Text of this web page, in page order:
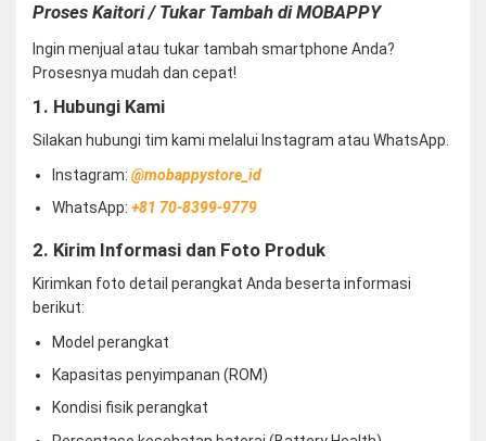
Proses Kaitori / Tukar Tambah di MOBAPPY
Ingin menjual atau tukar tambah smartphone Anda?
Prosesnya mudah dan cepat!
1. Hubungi Kami
Silakan hubungi tim kami melalui Instagram atau WhatsApp.
Instagram:@mobappystore_id
WhatsApp:+81 70-8399-9779
2. Kirim Informasi dan Foto Produk
Kirimkan foto detail perangkat Anda beserta informasi
berikut:
Model perangkat
Kapasitas penyimpanan (ROM)
Kondisi fisik perangkat